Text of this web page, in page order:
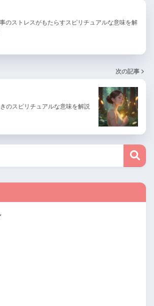
のストレスがもたらすスピリチュアルな意味を解
次の記事
のスピリチュアルな意味を解説